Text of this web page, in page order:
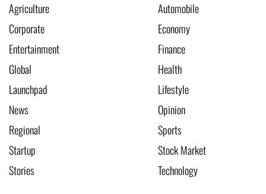
Agriculture
Automobile
Corporate
Economy
Entertainment
Finance
Global
Health
Launchpad
Lifestyle
News
Opinion
Regional
Sports
Startup
Stock Market
Stories
Technology